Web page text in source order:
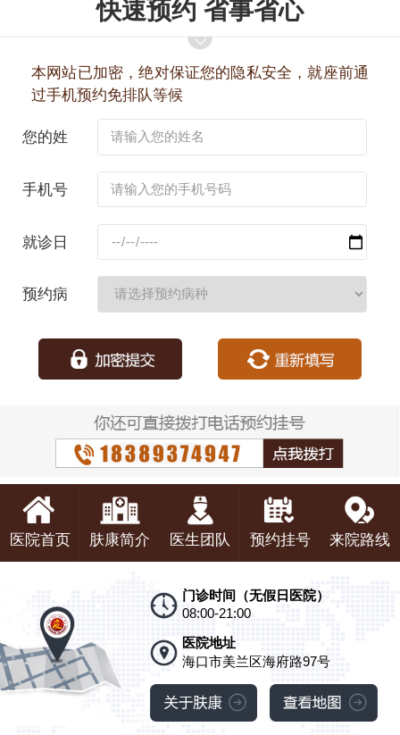
快速预约 省事省心
本网站已加密，绝对保证您的隐私安全，就座前通
过手机预约免排队等候
您的姓
手机号
就诊日
预约病
医院首页 肤康简介 医生团队 预约挂号 来院路线
门诊时间（无假日医院）
08:00-21:00
医院地址
海口市美兰区海府路97号